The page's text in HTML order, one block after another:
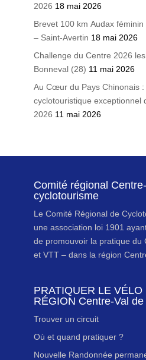
2026 18 mai 2026
Brevet 100 km Audax
– Saint-Avertin 18 mai 2026
Challenge du Centre 2026
Bonneval (28) 11 mai 2026
Au Cœur du Pays Chinonais :
cyclotouristique exceptionnel
2026 11 mai 2026
Comité régional
cyclotourisme
Le Comité Régional de
une association loi 1901
de promouvoir la pratique du
et VTT – dans la région
PRATIQUER LE VÉLO
RÉGION Centre-Val
Trouver un circuit
Où et quand pratiquer ?
Nouvelle Randonnée